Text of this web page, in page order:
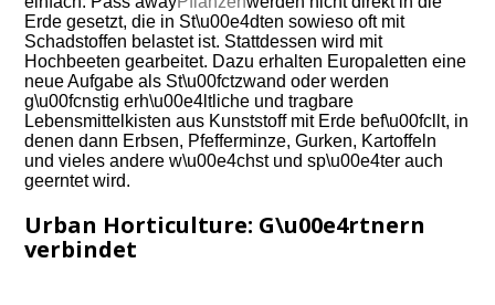
Erde gesetzt, die in St\u00e4dten sowieso oft mit
Schadstoffen belastet ist. Stattdessen wird mit
Hochbeeten gearbeitet. Dazu erhalten Europaletten eine
neue Aufgabe als St\u00fctzwand oder werden
g\u00fcnstig erh\u00e4ltliche und tragbare
Lebensmittelkisten aus Kunststoff mit Erde bef\u00fcllt, in
denen dann Erbsen, Pfefferminze, Gurken, Kartoffeln
und vieles andere w\u00e4chst und sp\u00e4ter auch
geerntet wird.
Urban Horticulture: G\u00e4rtnern
verbindet